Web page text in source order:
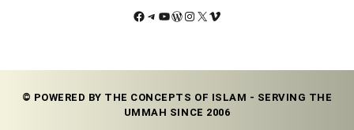
Facebook
Telegram
YouTube
WordPress
Instagram
X Vimeo
© POWERED BY THE CONCEPTS OF ISLAM - SERVING THE
UMMAH SINCE 2006